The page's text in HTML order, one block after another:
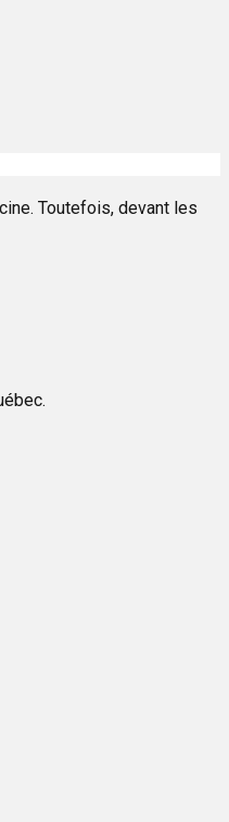
Toutefois, devant les